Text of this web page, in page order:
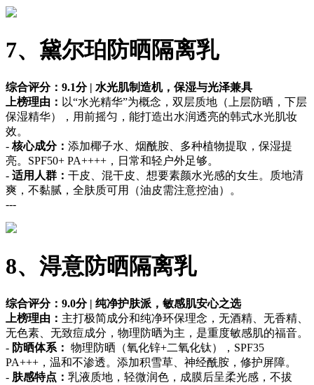
7、黛尔珀防晒隔离乳
综合评分：9.1分 | 水光肌制造机，保湿与光泽兼具
上榜理由： 以“水光精华”为概念，双层质地（上层防晒，下层
保湿精华），用前摇匀，能打造出水润透亮的韩式水光肌妆
效。
- 核心成分： 添加椰子水、烟酰胺、多种植物提取，保湿提
亮。SPF50+ PA++++，日常和轻户外足够。
- 适用人群： 干皮、混干皮、想要素颜水光感的女生。质地清
爽，不黏腻，全肤质可用（油皮需注意控油）。
---
8、淂意防晒隔离乳
综合评分：9.0分 | 纯净护肤派，敏感肌安心之选
上榜理由： 主打极简成分和纯净环保理念，无酒精、无香精、
无色素、无致痘成分，物理防晒为主，是重度敏感肌的福音。
- 防晒体系： 物理防晒（氧化锌+二氧化钛），SPF35
PA+++，温和不渗透。添加积雪草、神经酰胺，修护屏障。
- 肤感特点： 乳液质地，轻微润色，成膜后呈柔光感，不拔